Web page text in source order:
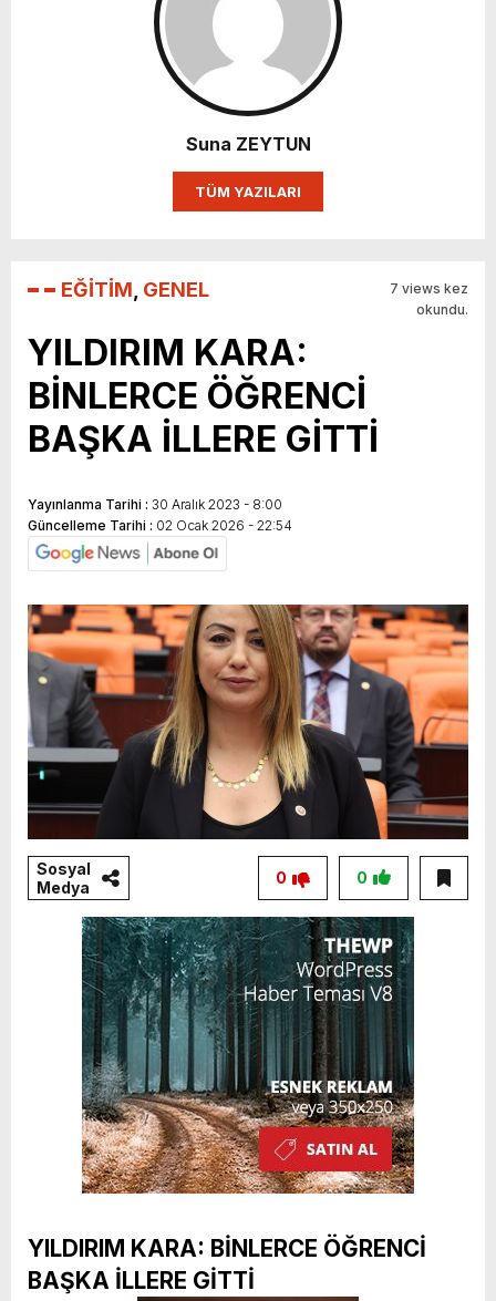
Suna ZEYTUN
TÜM YAZILARI
EĞİTİM GENEL
7 views kez
okundu.
YILDIRIM KARA:
BİNLERCE ÖĞRENCİ
BAŞKA İLLERE GİTTİ
Yayınlanma Tarihi : 30 Aralık 2023 - 8:00
Güncelleme Tarihi : 02 Ocak 2026 - 22:54
Sosyal
Medya
0
0
YILDIRIM KARA: BİNLERCE ÖĞRENCİ
BAŞKA İLLERE GİTTİ